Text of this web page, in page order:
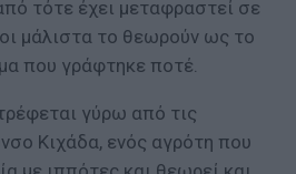
τότε έχει μεταφραστεί σε
μάλιστα το θεωρούν ως το
που γράφτηκε ποτέ.
γύρω από τις
Κιχάδα, ενός αγρότη που